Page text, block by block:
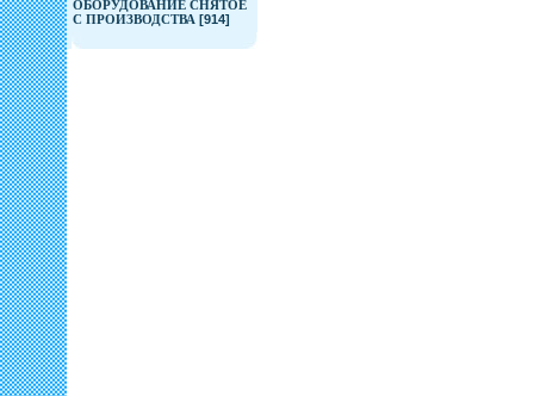
ОБОРУДОВАНИЕ СНЯТОЕ
С ПРОИЗВОДСТВА [914]